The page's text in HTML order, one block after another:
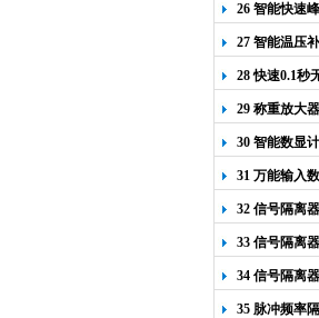
26 智能快速
27 智能温压
28 快速0.1秒
29 称重放大
30 智能数显
31 万能输入
32 信号隔离
33 信号隔离
34 信号隔离
35 脉冲频率